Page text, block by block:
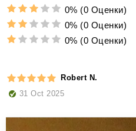
0% (0 Оценки)
0% (0 Оценки)
0% (0 Оценки)
Robert N.
31 Oct 2025